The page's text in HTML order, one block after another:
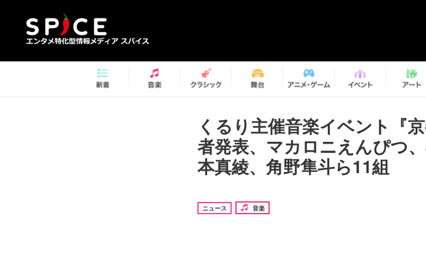
くるり主催音楽イベント『
者発表、マカロニえんぴつ
本真綾、角野隼斗ら11組
ニュース 音楽